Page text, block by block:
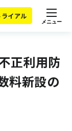
イアル
メニュー
正利用防
料新設の